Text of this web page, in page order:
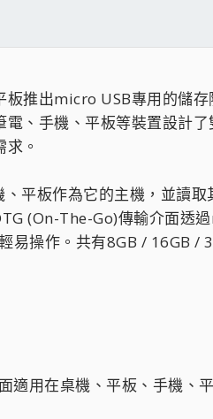
推出micro USB專用的儲
、手機、平板等裝置設計
。
平板作為它的主機，並讀
(On-The-Go)傳輸介面透
易操作。共有8GB / 16GB
適用在桌機、平板、手機、